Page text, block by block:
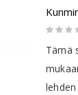
Rating:
0%
Tämä